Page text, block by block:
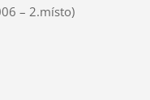
– 2.místo)